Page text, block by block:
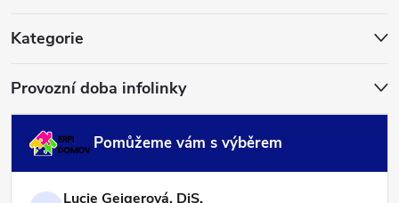
Kategorie
Provozní doba infolinky
Pomůžeme vám s výběrem
Lucie Geigerová, DiS.